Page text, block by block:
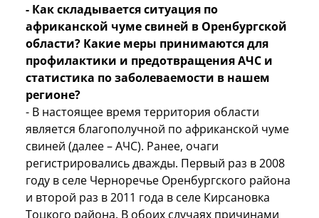
- Как складывается ситуация по
африканской чуме свиней в Оренбургской
области? Какие меры принимаются для
профилактики и предотвращения АЧС и
статистика по заболеваемости в нашем
регионе?
- В настоящее время территория области
является благополучной по африканской чуме
свиней (далее – АЧС). Ранее, очаги
регистрировались дважды. Первый раз в 2008
году в селе Черноречье Оренбургского района
и второй раз в 2011 года в селе Кирсановка
Тоцкого района. В обоих случаях причинами